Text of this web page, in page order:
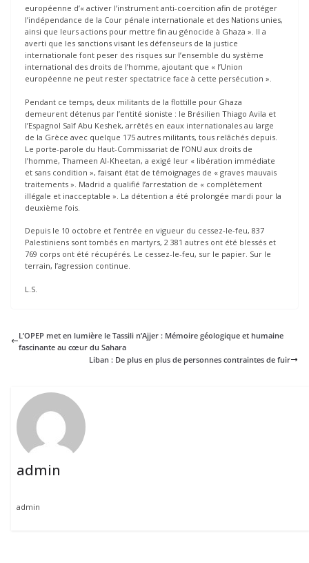
européenne d’« activer l’instrument anti-coercition afin de protéger
l’indépendance de la Cour pénale internationale et des Nations unies,
ainsi que leurs actions pour mettre fin au génocide à Ghaza ». Il a
averti que les sanctions visant les défenseurs de la justice
internationale font peser des risques sur l’ensemble du système
international des droits de l’homme, ajoutant que « l’Union
européenne ne peut rester spectatrice face à cette persécution ».
Pendant ce temps, deux militants de la flottille pour Ghaza
demeurent détenus par l’entité sioniste : le Brésilien Thiago Avila et
l’Espagnol Saïf Abu Keshek, arrêtés en eaux internationales au large
de la Grèce avec quelque 175 autres militants, tous relâchés depuis.
Le porte-parole du Haut-Commissariat de l’ONU aux droits de
l’homme, Thameen Al-Kheetan, a exigé leur « libération immédiate
et sans condition », faisant état de témoignages de « graves mauvais
traitements ». Madrid a qualifié l’arrestation de « complètement
illégale et inacceptable ». La détention a été prolongée mardi pour la
deuxième fois.
Depuis le 10 octobre et l’entrée en vigueur du cessez-le-feu, 837
Palestiniens sont tombés en martyrs, 2 381 autres ont été blessés et
769 corps ont été récupérés. Le cessez-le-feu, sur le papier. Sur le
terrain, l’agression continue.
L.S.
L’OPEP met en lumière le Tassili n’Ajjer : Mémoire géologique et humaine
fascinante au cœur du Sahara
Liban : De plus en plus de personnes contraintes de fuir
admin
admin